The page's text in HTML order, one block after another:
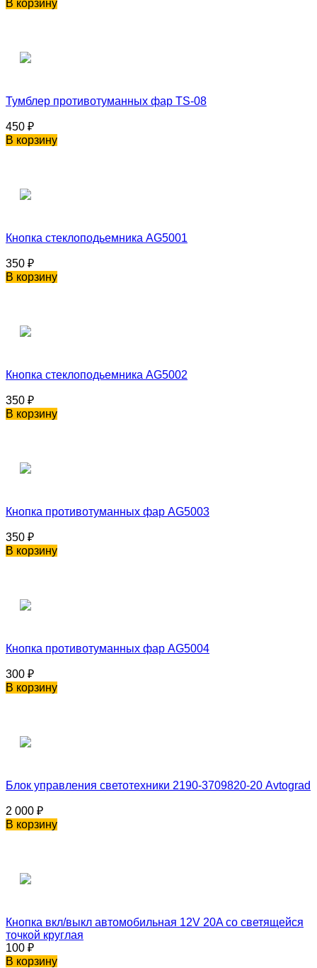
В корзину
Тумблер противотуманных фар TS-08
450 ₽
В корзину
Кнопка стеклоподьемника AG5001
350 ₽
В корзину
Кнопка стеклоподьемника AG5002
350 ₽
В корзину
Кнопка противотуманных фар AG5003
350 ₽
В корзину
Кнопка противотуманных фар AG5004
300 ₽
В корзину
Блок управления светотехники 2190-3709820-20 Avtograd
2 000 ₽
В корзину
Кнопка вкл/выкл автомобильная 12V 20A со светящейся
точкой круглая
100 ₽
В корзину